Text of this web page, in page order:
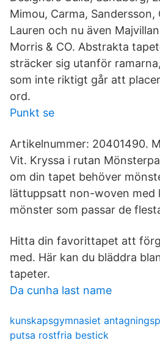
Mimou, Carma, Sandersson,
Lauren och nu även
Morris & CO. Abstrakta
sträcker sig utanför
som inte riktigt går att
ord.
Punkt se
Artikelnummer: 20401490.
Vit. Kryssa i rutan
om din tapet behöver
lättuppsatt non-woven med
mönster som passar de
Hitta din favorittapet att
med. Här kan du bläddra
tapeter.
Da cunha last name
kunskapsgymnasiet
putsa rostfria bestick